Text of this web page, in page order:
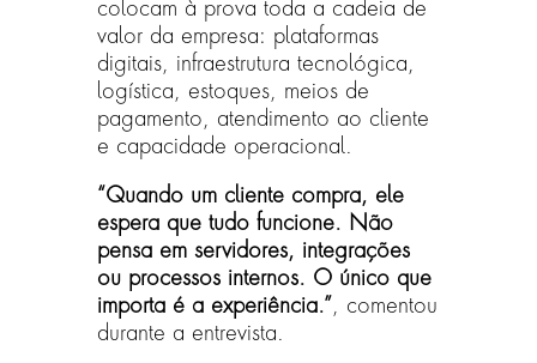
colocam à prova toda a cadeia de
valor da empresa: plataformas
digitais, infraestrutura tecnológica,
logística, estoques, meios de
pagamento, atendimento ao cliente
e capacidade operacional.
“Quando um cliente compra, ele
espera que tudo funcione. Não
pensa em servidores, integrações
ou processos internos. O único que
importa é a experiência.”, comentou
durante a entrevista.